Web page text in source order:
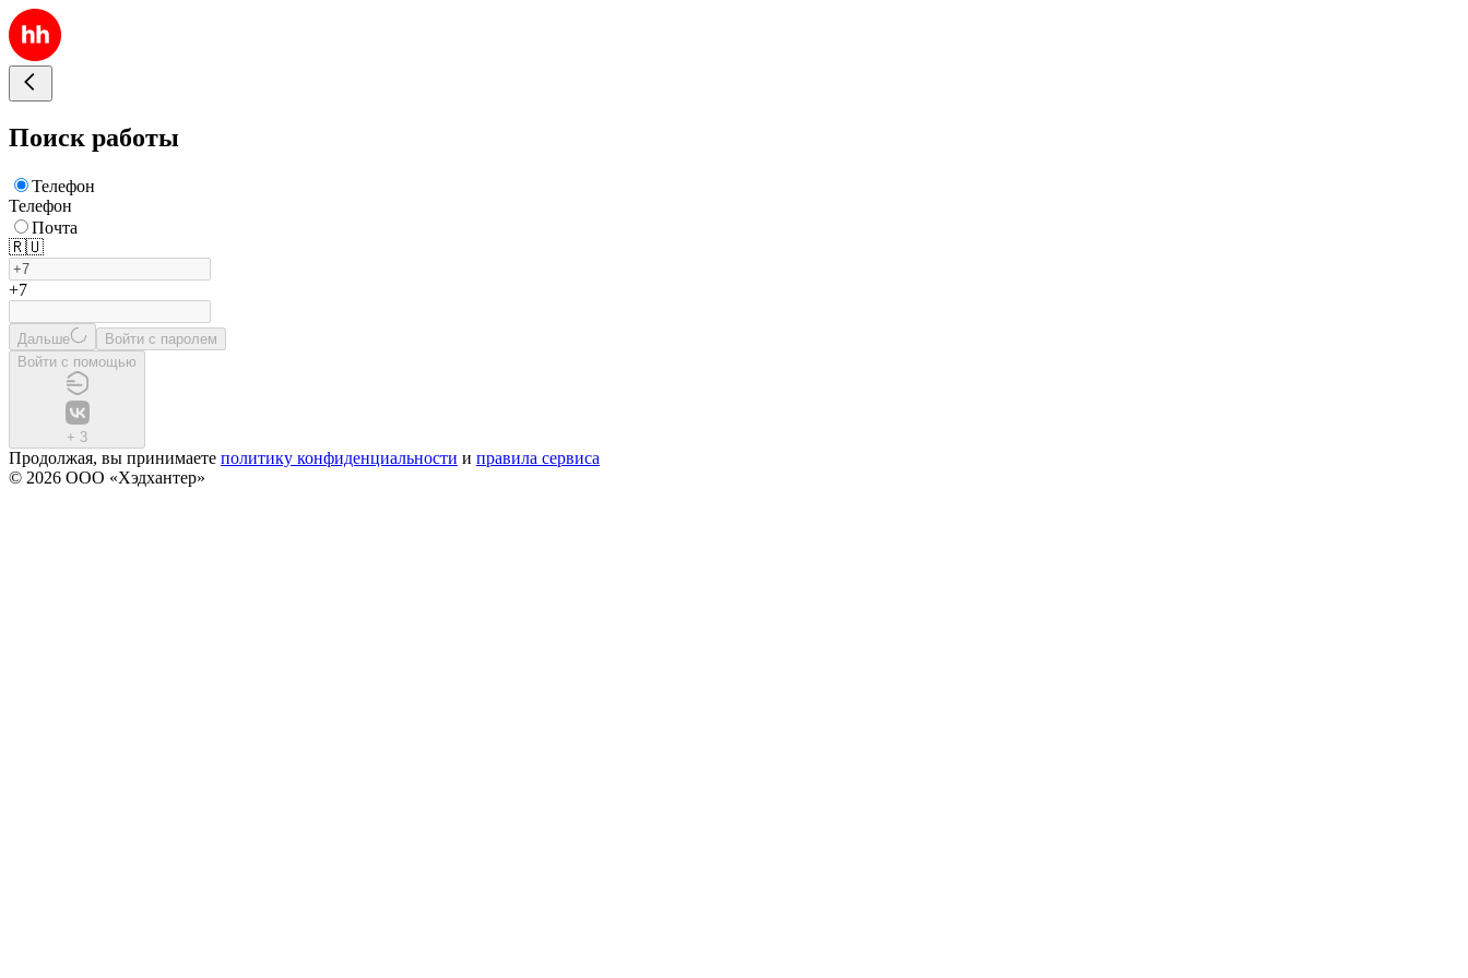
Поиск работы
Телефон
Телефон
Почта
🇷🇺
+7
Дальше
Войти с паролем
Войти с помощью
+ 3
Продолжая, вы принимаете политику конфиденциальности и правила сервиса
© 2026 ООО «Хэдхантер»